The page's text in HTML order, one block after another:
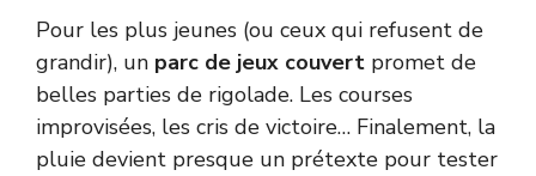
Pour les plus jeunes (ou ceux qui refusent de
grandir), un parc de jeux couvert promet de
belles parties de rigolade. Les courses
improvisées, les cris de victoire… Finalement, la
pluie devient presque un prétexte pour tester